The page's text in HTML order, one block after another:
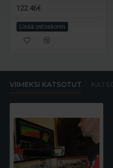
122.46€
Lisää ostoskoriin
VIIMEKSI KATSOTUT